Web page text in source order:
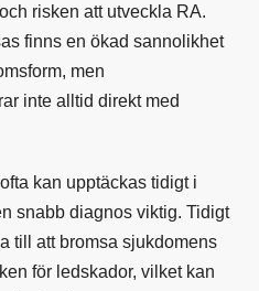
risken att utveckla RA.
finns en ökad sannolikhet
men
inte alltid direkt med
kan upptäckas tidigt i
snabb diagnos viktig. Tidigt
till att bromsa sjukdomens
för ledskador, vilket kan